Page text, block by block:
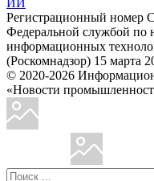
Регистрационный
Федеральной службой по
информационных
(Роскомнадзор) 15 марта
© 2020-2026
«Новости